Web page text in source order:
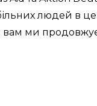
людей в
вам ми